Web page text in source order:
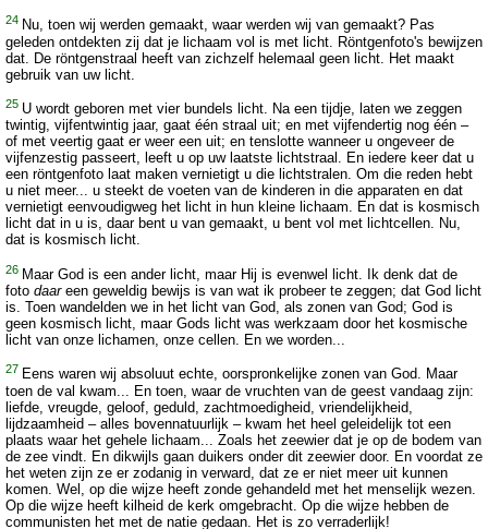
24 Nu, toen wij werden gemaakt, waar werden wij van gemaakt? Pas
geleden ontdekten zij dat je lichaam vol is met licht. Röntgenfoto's bewijzen
dat. De röntgenstraal heeft van zichzelf helemaal geen licht. Het maakt
gebruik van uw licht.
25 U wordt geboren met vier bundels licht. Na een tijdje, laten we zeggen
twintig, vijfentwintig jaar, gaat één straal uit; en met vijfendertig nog één –
of met veertig gaat er weer een uit; en tenslotte wanneer u ongeveer de
vijfenzestig passeert, leeft u op uw laatste lichtstraal. En iedere keer dat u
een röntgenfoto laat maken vernietigt u die lichtstralen. Om die reden hebt
u niet meer... u steekt de voeten van de kinderen in die apparaten en dat
vernietigt eenvoudigweg het licht in hun kleine lichaam. En dat is kosmisch
licht dat in u is, daar bent u van gemaakt, u bent vol met lichtcellen. Nu,
dat is kosmisch licht.
26 Maar God is een ander licht, maar Hij is evenwel licht. Ik denk dat de
foto daareen geweldig bewijs is van wat ik probeer te zeggen; dat God licht
is. Toen wandelden we in het licht van God, als zonen van God; God is
geen kosmisch licht, maar Gods licht was werkzaam door het kosmische
licht van onze lichamen, onze cellen. En we worden...
27 Eens waren wij absoluut echte, oorspronkelijke zonen van God. Maar
toen de val kwam... En toen, waar de vruchten van de geest vandaag zijn:
liefde, vreugde, geloof, geduld, zachtmoedigheid, vriendelijkheid,
lijdzaamheid – alles bovennatuurlijk – kwam het heel geleidelijk tot een
plaats waar het gehele lichaam... Zoals het zeewier dat je op de bodem van
de zee vindt. En dikwijls gaan duikers onder dit zeewier door. En voordat ze
het weten zijn ze er zodanig in verward, dat ze er niet meer uit kunnen
komen. Wel, op die wijze heeft zonde gehandeld met het menselijk wezen.
Op die wijze heeft kilheid de kerk omgebracht. Op die wijze hebben de
communisten het met de natie gedaan. Het is zo verraderlijk!